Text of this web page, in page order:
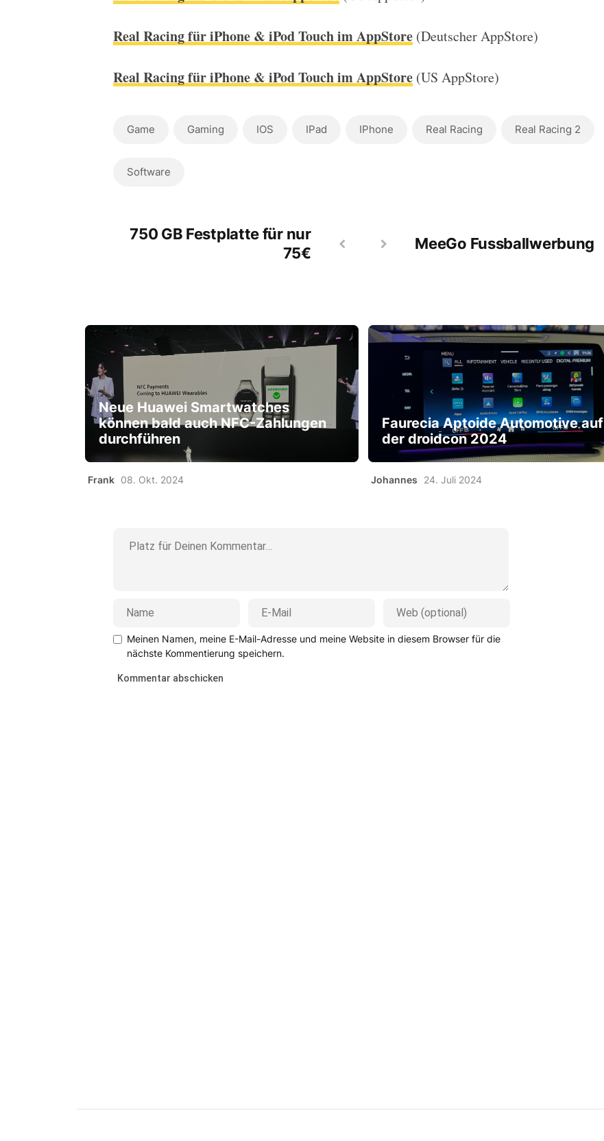
Real Racing für iPhone & iPod Touch im AppStore(Deutscher AppStore)
Real Racing für iPhone & iPod Touch im AppStore(US AppStore)
Game Gaming IOS IPad IPhone Real Racing Real Racing 2
Software
750 GB Festplatte für nur
75€
MeeGo Fussballwerbung
Neue Huawei Smartwatches
können bald auch NFC-Zahlungen
durchführen
Frank 08. Okt. 2024
Faurecia Aptoide Automotive auf
der droidcon 2024
Johannes 24. Juli 2024
Meinen Namen, meine E-Mail-Adresse und meine Website in diesem Browser für die
nächste Kommentierung speichern.